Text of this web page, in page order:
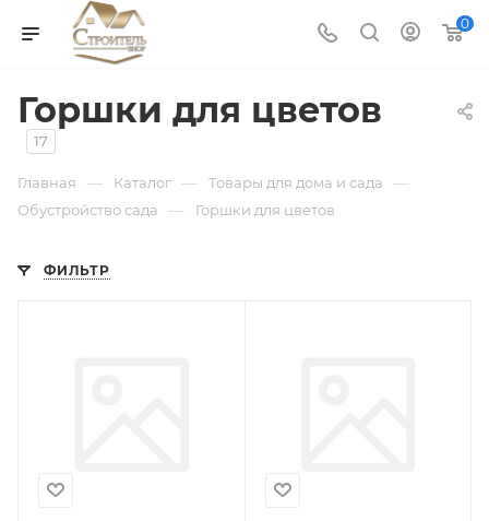
0
Горшки для цветов
17
Главная — Каталог — Товары для дома и сада —
Обустройство сада — Горшки для цветов
ФИЛЬТР